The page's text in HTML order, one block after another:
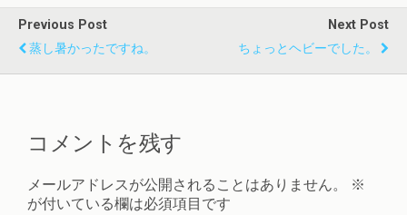
Previous Post
蒸し暑かったですね。
Next Post
ちょっとヘビーでした。
コメントを残す
メールアドレスが公開されることはありません。
※
が付いている欄は必須項目です